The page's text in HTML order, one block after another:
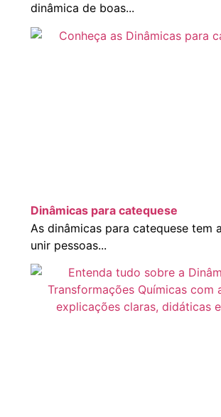
dinâmica de boas...
Dinâmicas para catequese
As dinâmicas para catequese tem
unir pessoas...